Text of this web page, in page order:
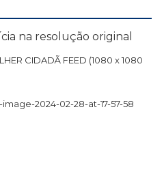
na resolução original
CIDADÃ FEED (1080 x 1080
2024-02-28-at-17-57-58